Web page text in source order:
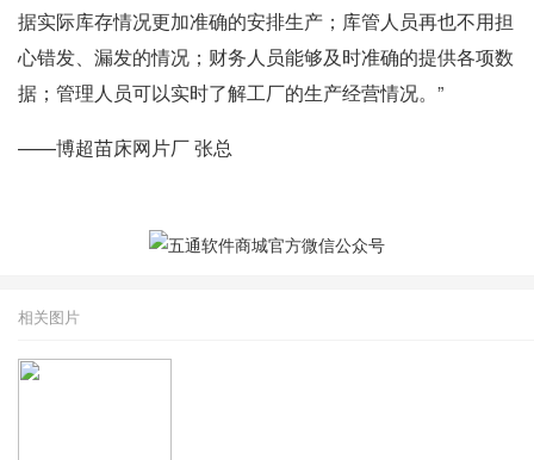
据实际库存情况更加准确的安排生产；库管人员再也不用担
心错发、漏发的情况；财务人员能够及时准确的提供各项数
据；管理人员可以实时了解工厂的生产经营情况。”
——博超苗床网片厂 张总
相关图片